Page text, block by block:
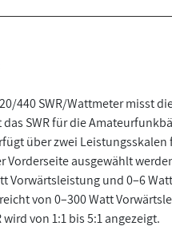
440 SWR/Wattmeter misst
SWR für die
über zwei
ausgewählt
Vorwärtsleistung und 0–6
von 0–300 Watt
von 1:1 bis 5:1 angezeigt.